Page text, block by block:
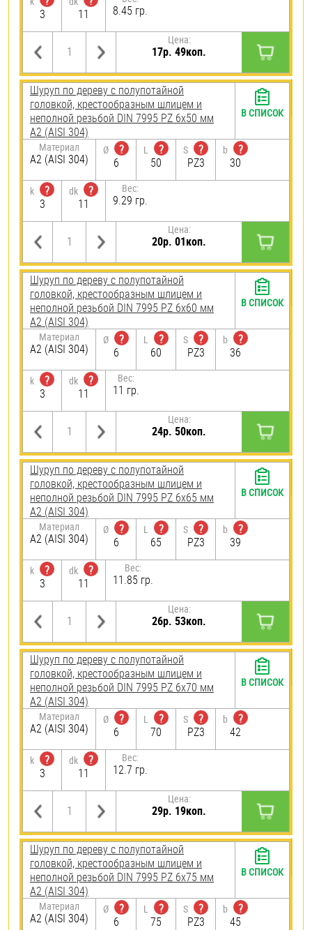
3
11
8.45 гр.
Цена:
17р. 49коп.
Шуруп по дереву с полупотайной
головкой, крестообразным шлицем и
неполной резьбой DIN 7995 PZ 6х50 мм
А2 (AISI 304)
Материал
А2 (AISI 304)
Ø
?
6
L
?
50
S
?
PZ3
b
?
30
k
?
3
dk
?
11
Вес:
9.29 гр.
Цена:
20р. 01коп.
В СПИСОК
Шуруп по дереву с полупотайной
головкой, крестообразным шлицем и
неполной резьбой DIN 7995 PZ 6х60 мм
А2 (AISI 304)
Материал
А2 (AISI 304)
Ø
?
6
L
?
60
S
?
PZ3
b
?
36
k
?
3
dk
?
11
Вес:
11 гр.
Цена:
24р. 50коп.
В СПИСОК
Шуруп по дереву с полупотайной
головкой, крестообразным шлицем и
неполной резьбой DIN 7995 PZ 6х65 мм
А2 (AISI 304)
Материал
А2 (AISI 304)
Ø
?
6
L
?
65
S
?
PZ3
b
?
39
k
?
3
dk
?
11
Вес:
11.85 гр.
Цена:
26р. 53коп.
В СПИСОК
Шуруп по дереву с полупотайной
головкой, крестообразным шлицем и
неполной резьбой DIN 7995 PZ 6х70 мм
А2 (AISI 304)
Материал
А2 (AISI 304)
Ø
?
6
L
?
70
S
?
PZ3
b
?
42
k
?
3
dk
?
11
Вес:
12.7 гр.
Цена:
29р. 19коп.
В СПИСОК
Шуруп по дереву с полупотайной
головкой, крестообразным шлицем и
неполной резьбой DIN 7995 PZ 6х75 мм
А2 (AISI 304)
Материал
А2 (AISI 304)
Ø
?
6
L
?
75
S
?
PZ3
b
?
45
В СПИСОК